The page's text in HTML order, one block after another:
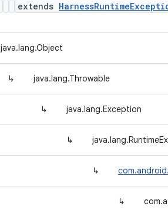
extends
java.lang.Object
↳ java.lang.Throwable
↳ java.lang.Exception
↳
↳
↳